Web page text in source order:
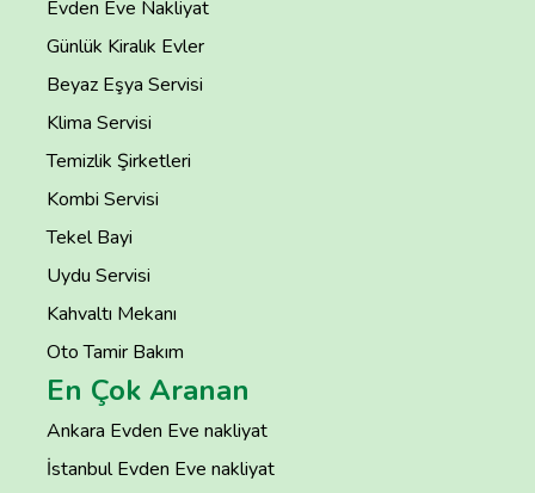
Evden Eve Nakliyat
Günlük Kiralık Evler
Beyaz Eşya Servisi
Klima Servisi
Temizlik Şirketleri
Kombi Servisi
Tekel Bayi
Uydu Servisi
Kahvaltı Mekanı
Oto Tamir Bakım
En Çok Aranan
Ankara Evden Eve nakliyat
İstanbul Evden Eve nakliyat